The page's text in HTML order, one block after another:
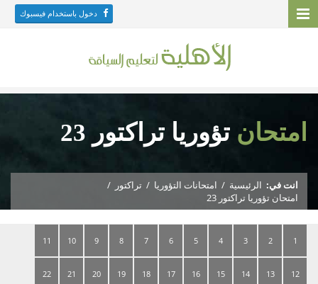
دخول باستخدام فيسبوك
امتحان تؤوريا تراكتور 23
انت في: الرئيسية / امتحانات التؤوريا / تراكتور /
امتحان تؤوريا تراكتور 23
1
2
3
4
5
6
7
8
9
10
11
12
13
14
15
16
17
18
19
20
21
22